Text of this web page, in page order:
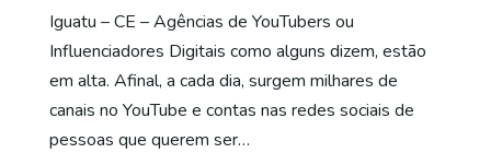
Iguatu – CE – Agências de YouTubers ou
Influenciadores Digitais como alguns dizem, estão
em alta. Afinal, a cada dia, surgem milhares de
canais no YouTube e contas nas redes sociais de
pessoas que querem ser…